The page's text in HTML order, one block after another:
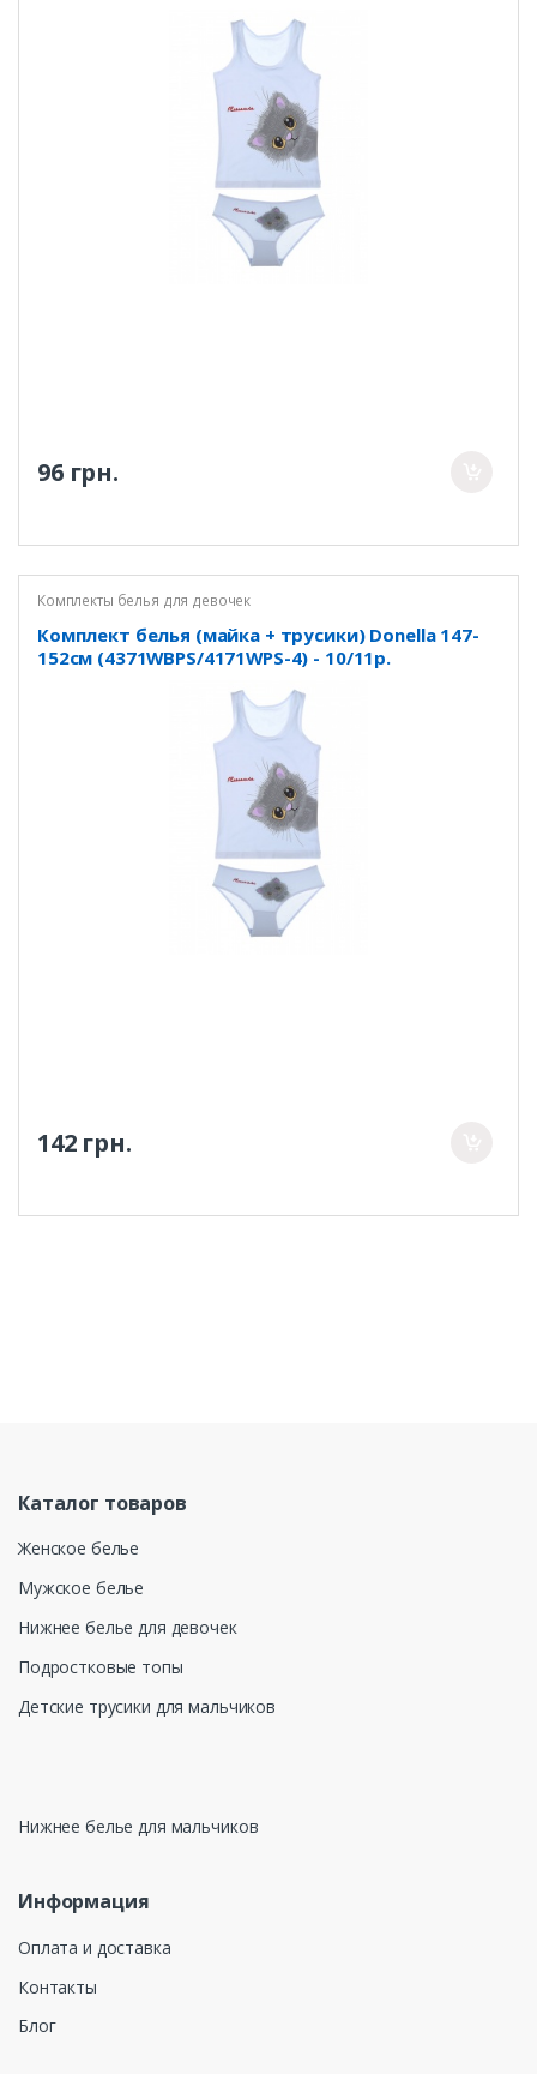
96 грн.
Комплекты белья для девочек
Комплект белья (майка + трусики) Donella 147-
152см (4371WBPS/4171WPS-4) - 10/11р.
142 грн.
Каталог товаров
Женское белье
Мужское белье
Нижнее белье для девочек
Подростковые топы
Детские трусики для мальчиков
Нижнее белье для мальчиков
Информация
Оплата и доставка
Контакты
Блог